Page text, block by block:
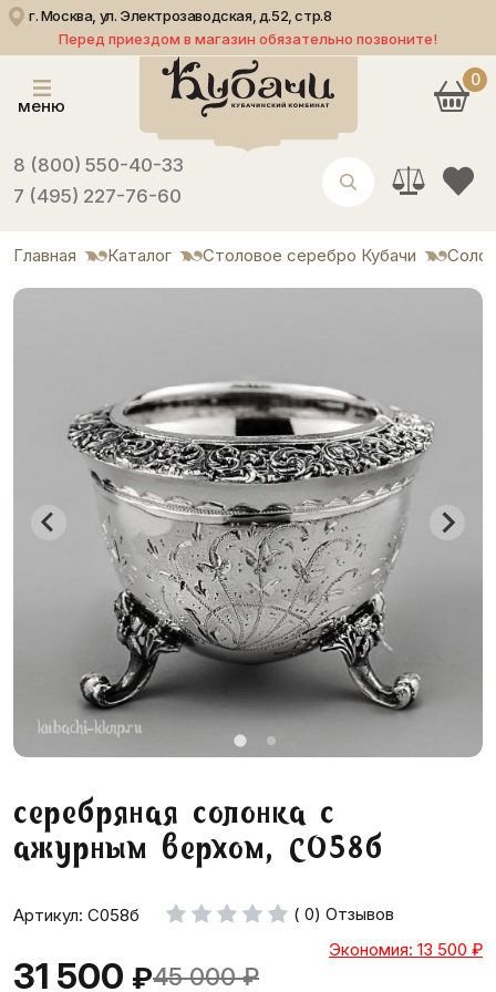
г. Москва, ул. Электрозаводская, д.52, стр.8
Перед приездом в магазин обязательно позвоните!
меню
8 (800) 550-40-33
7 (495) 227-76-60
0
Главная Каталог Столовое серебро Кубачи
серебряная солонка с
ажурным верхом, С058б
Артикул: С058б ( 0) Отзывов
31 500 ₽45 000 ₽
Экономия: 13 500 ₽